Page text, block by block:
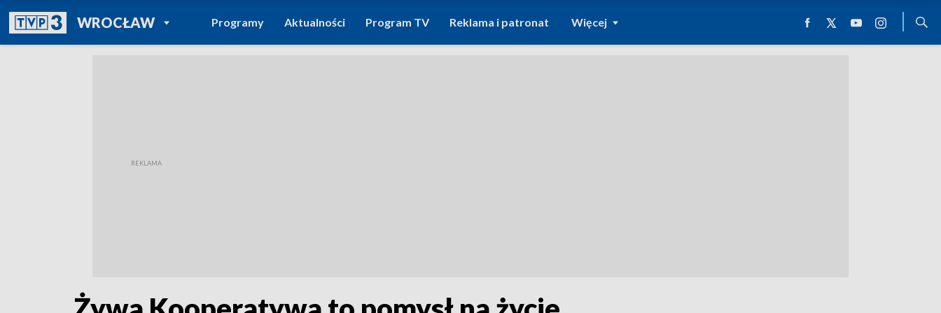
WROCŁAWPOWRÓT DO
TVP REGIONY
Programy Aktualności Program TV Reklama i patronat Więcej